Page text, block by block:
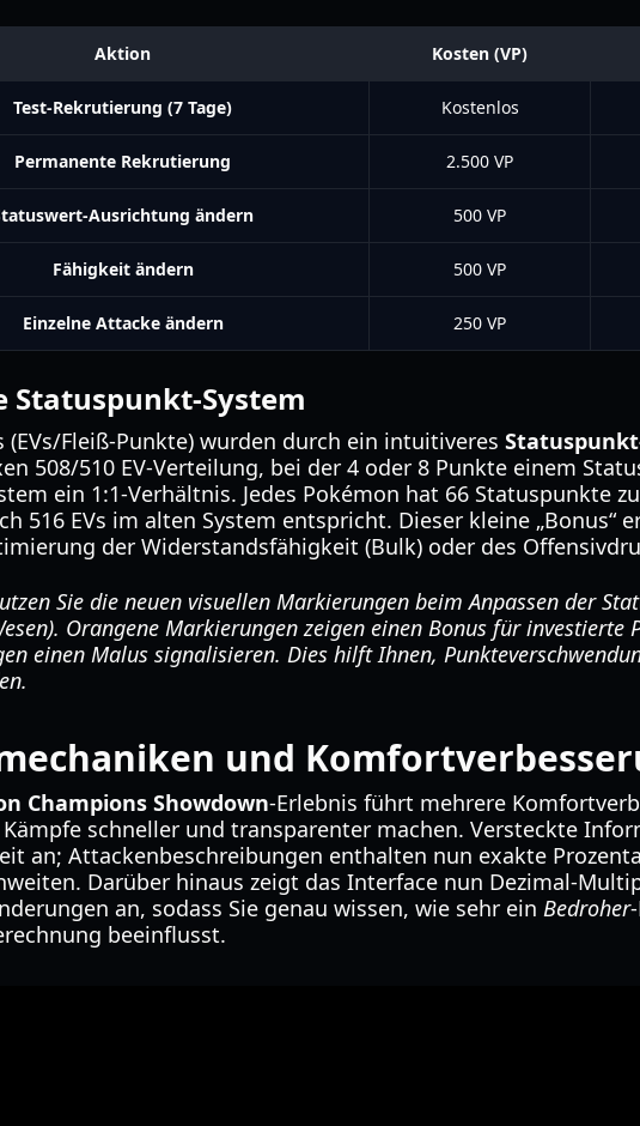
Aktion Kosten (VP)
Test-Rekrutierung (7 Tage) Kostenlos
Permanente Rekrutierung 2.500 VP
Ausrichtung ändern 500 VP
Fähigkeit ändern 500 VP
Einzelne Attacke ändern 250 VP
Statuspunkt-System
(EVs/Fleiß-Punkte) wurden durch ein intuitiveres
508/510 EV-Verteilung, bei der 4 oder 8 Punkte einem
ein 1:1-Verhältnis. Jedes Pokémon hat 66 Statuspunkte
516 EVs im alten System entspricht. Dieser kleine „Bonus“
der Widerstandsfähigkeit (Bulk) oder des
Sie die neuen visuellen Markierungen beim Anpassen der
Orangene Markierungen zeigen einen Bonus für investierte
einen Malus signalisieren. Dies hilft Ihnen,
und
Champions Showdown-Erlebnis führt mehrere
Kämpfe schneller und transparenter machen. Versteckte
an; Attackenbeschreibungen enthalten nun exakte
Darüber hinaus zeigt das Interface nun Dezimal-
an, sodass Sie genau wissen, wie sehr ein Bedroher
beeinflusst.